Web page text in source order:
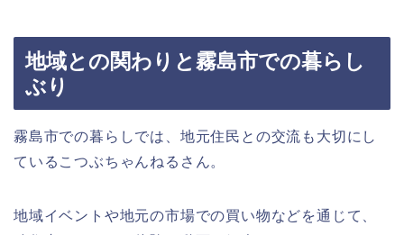
地域との関わりと霧島市での暮らし
ぶり
霧島市での暮らしでは、地元住民との交流も大切にし
ているこつぶちゃんねるさん。
地域イベントや地元の市場での買い物などを通じて、